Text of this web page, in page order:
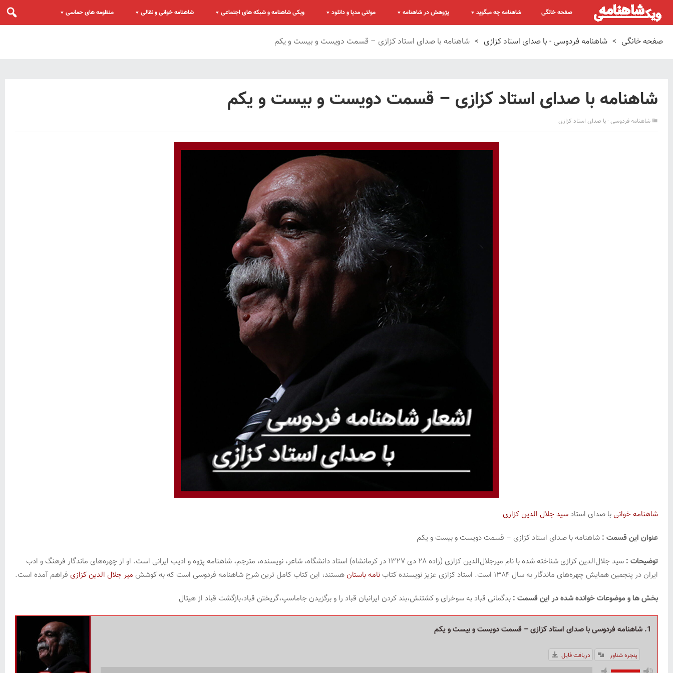
صفحه خانگی شاهنامه چه میگوید پژوهش در شاهنامه مولتی مدیا و دانلود ویکی شاهنامه و شبکه های اجتماعی شاهنامه خوانی و نقالی منظومه های حماسی
صفحه خانگی > شاهنامه فردوسی - با صدای استاد کزازی > شاهنامه با صدای استاد کزازی – قسمت دویست و بیست و یکم
شاهنامه با صدای استاد کزازی – قسمت دویست و بیست و یکم
شاهنامه فردوسی - با صدای استاد کزازی
شاهنامه خوانیبا صدای استاد سید جلال الدین کزازی
عنوان این قسمت : شاهنامه با صدای استاد کزازی – قسمت دویست و بیست و یکم
توضیحات :
سید جلال‌الدین کزازی شناخته‌ شده با نام میرجلال‌الدین کزازی (زاده ۲۸ دی ۱۳۲۷ در کرمانشاه) استاد دانشگاه، شاعر، نویسنده، مترجم، شاهنامه‌ پژوه و ادیب ایرانی است. او از چهره‌های ماندگار فرهنگ و ادب
ایران در پنجمین همایش چهره‌های ماندگار به سال ۱۳۸۴ است. استاد کزازی عزیز نویسنده کتاب
نامه باستانهستند، این کتاب کامل ترین شرح شاهنامه فردوسی است که به کوشش میر جلال الدین کزازی فراهم آمده است.
بخش ها و موضوعات خوانده شده در این قسمت : بدگمانی قباد به سوخرای و کشتنش،بند کردن ایرانیان قباد را و برگزیدن جاماسپ،گریختن قباد،بازگشت قباد از هیتال
1. شاهنامه فردوسی با صدای استاد کزازی – قسمت دویست و بیست و یکم
پنجره شناور دریافت فایل